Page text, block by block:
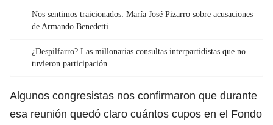
Nos sentimos traicionados: María José Pizarro sobre acusaciones
de Armando Benedetti
¿Despilfarro? Las millonarias consultas interpartidistas que no
tuvieron participación
Algunos congresistas nos confirmaron que durante
esa reunión quedó claro cuántos cupos en el Fondo